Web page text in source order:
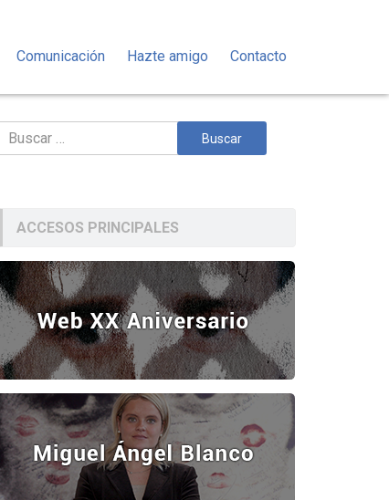
Comunicación Hazte amigo Contacto
Buscar:
ACCESOS PRINCIPALES